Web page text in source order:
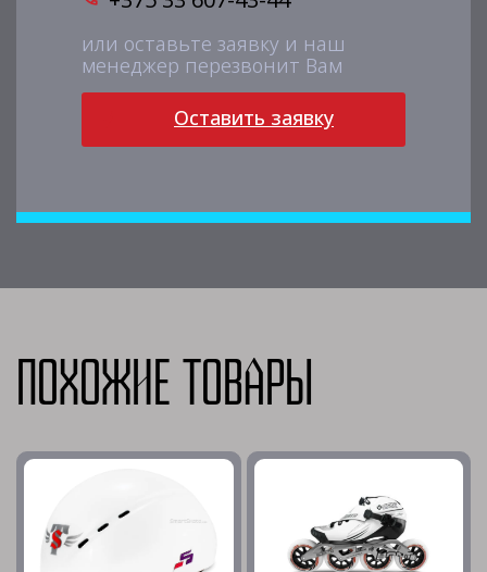
или оставьте заявку и наш
менеджер перезвонит Вам
Оставить заявку
Похожие товары